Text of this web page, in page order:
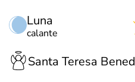
Luna
calante
Santa Teresa